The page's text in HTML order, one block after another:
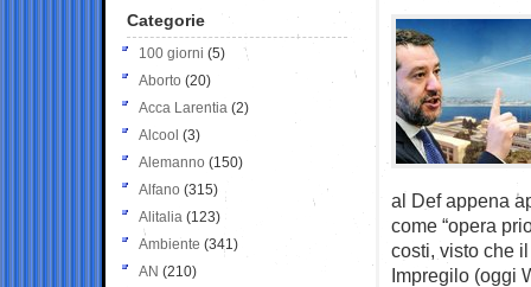
al Def appena
come “opera
costi, visto che
Impregilo (oggi
Categorie
100 giorni (5)
Aborto (20)
Acca Larentia (2)
Alcool (3)
Alemanno (150)
Alfano (315)
Alitalia (123)
Ambiente (341)
AN (210)